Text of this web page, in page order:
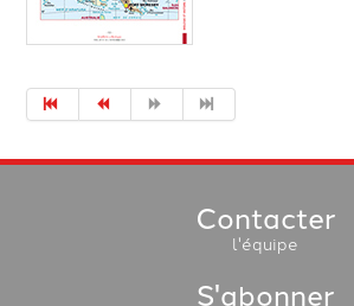
Contacter
l'équipe
S'abonner